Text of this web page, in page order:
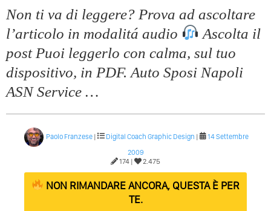
Non ti va di leggere? Prova ad ascoltare
l’articolo in modalitá audio
Ascolta il
post Puoi leggerlo con calma, sul tuo
dispositivo, in PDF. Auto Sposi Napoli
ASN Service …
Paolo Franzese| Digital Coach Graphic Design |
14 Settembre
2009
174 |
2.475
NON RIMANDARE ANCORA, QUESTA È PER
TE.